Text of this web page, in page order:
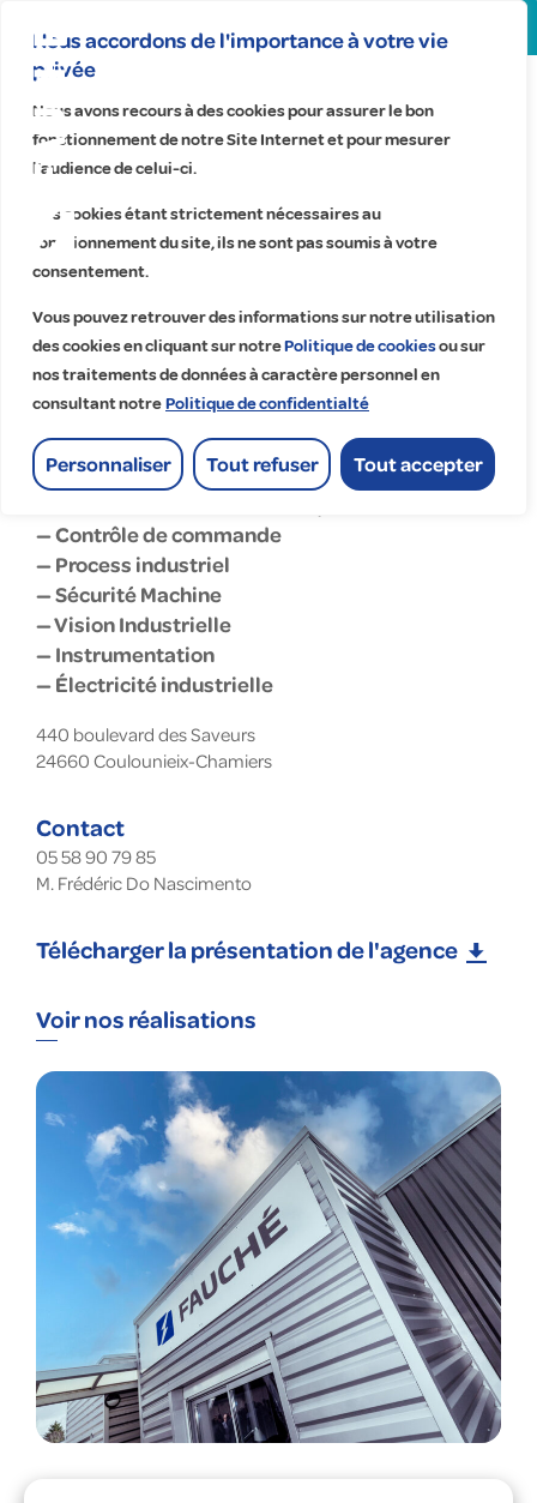
Nous accordons de l'importance à votre vie
privée
Nous avons recours à des cookies pour assurer le bon
fonctionnement de notre Site Internet et pour mesurer
l’audience de celui-ci.
Ces cookies étant strictement nécessaires au
fonctionnement du site, ils ne sont pas soumis à votre
consentement.
Vous pouvez retrouver des informations sur notre utilisation
des cookies en cliquant sur notrePolitique de cookiesou sur
nos traitements de données à caractère personnel en
consultant notrePolitique de confidentialté
Personnaliser Tout refuser Tout accepter
Centre de
travaux de
Périgueux -
Fauché
Technologies
Aquitaine
Accueil >
Centre de travaux de Périgueux - Fauché Technologies Aquitaine
Centre de travaux de Périgueux -
Fauché Technologies Aquitaine
industrie
— Contrôle de commande
— Process industriel
— Sécurité Machine
— Vision Industrielle
— Instrumentation
— Électricité industrielle
440 boulevard des Saveurs
24660 Coulounieix-Chamiers
Contact
05 58 90 79 85
M. Frédéric Do Nascimento
Télécharger la présentation de l'agence
Voir nos réalisations